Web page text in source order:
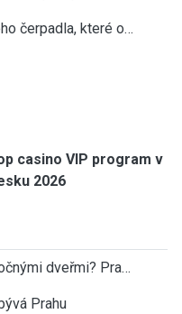
čerpadla, které o…
casino VIP program v
2026
dveřmi? Pra…
Prahu